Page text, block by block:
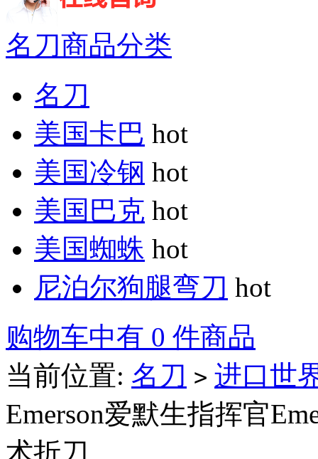
名刀商品分类
名刀
美国卡巴 hot
美国冷钢 hot
美国巴克 hot
美国蜘蛛 hot
尼泊尔狗腿弯刀 hot
购物车中有 0 件商品
当前位置: 名刀 > 进口世
Emerson爱默生指挥官
术折刀